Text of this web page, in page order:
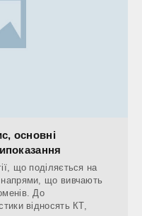
основні
що поділяється на
напрями, що вивчають
До
відносять КТ,